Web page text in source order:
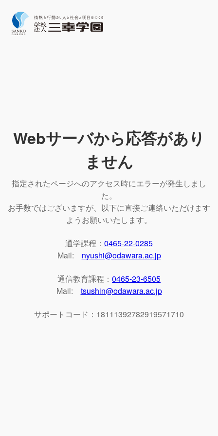
Webサーバから応答があり
ません
指定されたページへのアクセス時にエラーが発生しまし
た。
お手数ではございますが、以下に直接ご連絡いただけます
ようお願いいたします。
通学課程： 0465-22-0285
Mail: nyushi@odawara.ac.jp
通信教育課程： 0465-23-6505
Mail: tsushin@odawara.ac.jp
サポートコード：18111392782919571710